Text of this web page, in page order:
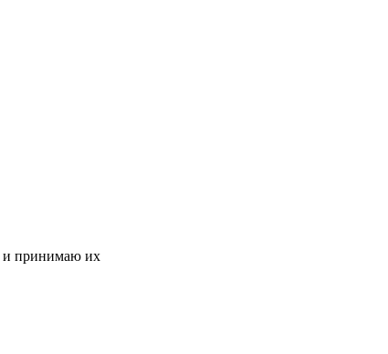
и принимаю их